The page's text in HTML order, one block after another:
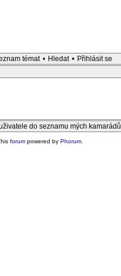
témat • Hledat • Přihlásit se
do seznamu mých kamarádů
forumpowered by Phorum.